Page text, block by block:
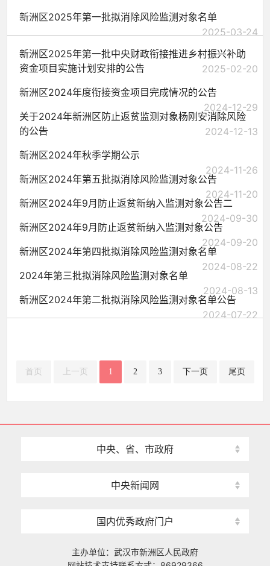
新洲区2025年第一批拟消除风险监测对象名单
2025-03-24
新洲区2025年第一批中央财政衔接推进乡村振兴补助
资金项目实施计划安排的公告
2025-02-20
新洲区2024年度衔接资金项目完成情况的公告
2024-12-29
关于2024年新洲区防止返贫监测对象杨刚安消除风险
的公告
2024-12-13
新洲区2024年秋季学期公示
2024-11-26
新洲区2024年第五批拟消除风险监测对象公告
2024-11-20
新洲区2024年9月防止返贫新纳入监测对象公告二
2024-09-30
新洲区2024年9月防止返贫新纳入监测对象公告
2024-09-20
新洲区2024年第四批拟消除风险监测对象名单
2024-08-22
2024年第三批拟消除风险监测对象名单
2024-08-13
新洲区2024年第二批拟消除风险监测对象名单公告
2024-07-22
首页 上一页 1 2 3 下一页 尾页
中央、省、市政府
中央新闻网
国内优秀政府门户
主办单位：武汉市新洲区人民政府